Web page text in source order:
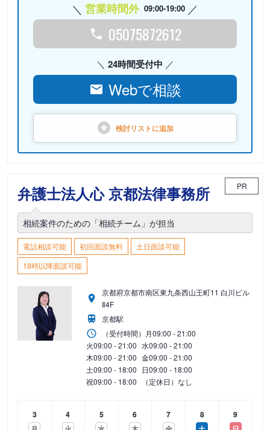
営業時間外 09:00-19:00
05075872612
24時間受付中
Webで相談
検討リストに追加
弁護士法人心 京都法律事務所 PR
相続案件のための「相続チーム」が担当
電話相談可能 初回面談無料
土日面談可能
18時以降面談可能
京都府京都市南区東九条西山王町11 白川ビル
Ⅱ4F
京都駅
（受付時間） 月09:00 - 21:00
火09:00 - 21:00 水09:00 - 21:00
木09:00 - 21:00 金09:00 - 21:00
土09:00 - 18:00 日09:00 - 18:00
祝09:00 - 18:00 （定休日）なし
3
4
5
6
7
8
9